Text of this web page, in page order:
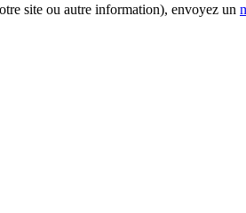
site ou autre information), envoyez un